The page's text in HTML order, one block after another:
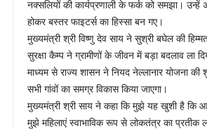
नक्सलियों की कार्यप्रणाली के फर्क को समझा।
होकर बस्तर फाइटर्स का हिस्सा बन गए।
मुख्यमंत्री श्री विष्णु देव साय ने सुश्री बघेल की
सुरक्षा कैम्प ने ग्रामीणों के जीवन में बड़ा बदलाव ला
माध्यम से राज्य शासन ने नियद नेल्लानार योजना
सभी गांवों का समग्र विकास किया जाएगा।
मुख्यमंत्री श्री साय ने कहा कि मुझे यह खुशी है कि
मुझे महिलाएं स्वाभाविक रूप से लोकतंत्र का